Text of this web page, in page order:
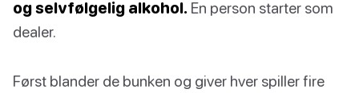
og selvfølgelig alkohol. En person starter som
dealer.
Først blander de bunken og giver hver spiller fire